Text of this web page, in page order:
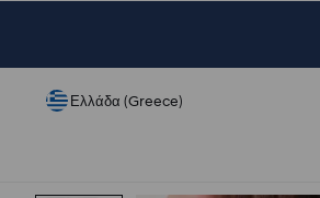
Ελλάδα (Greece)